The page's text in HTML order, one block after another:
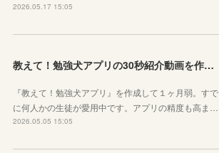
2026.05.17 15:05
教えて！勉強犬アプリの30秒紹介動画を作成しました
『教えて！勉強犬アプリ』を作成して１ヶ月弱。すで
に何人かの生徒が愛用中です。アプリの精度も高ま…
2026.05.05 15:05